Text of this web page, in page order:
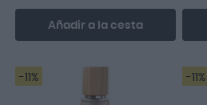
Añadir a la cesta
-11% -11%